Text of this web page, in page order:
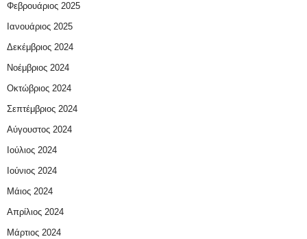
Φεβρουάριος 2025
Ιανουάριος 2025
Δεκέμβριος 2024
Νοέμβριος 2024
Οκτώβριος 2024
Σεπτέμβριος 2024
Αύγουστος 2024
Ιούλιος 2024
Ιούνιος 2024
Μάιος 2024
Απρίλιος 2024
Μάρτιος 2024